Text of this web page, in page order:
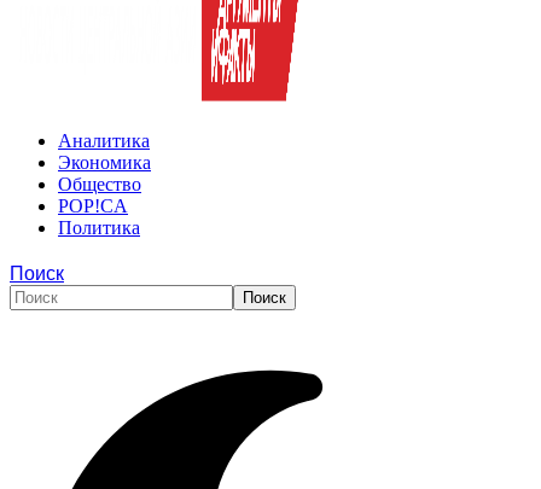
Аналитика
Экономика
Общество
POP!CA
Политика
Поиск